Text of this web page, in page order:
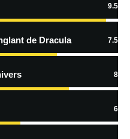
9.5
de Dracula 7.5
8
6